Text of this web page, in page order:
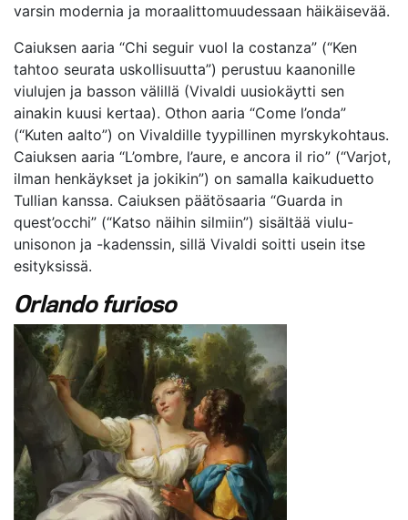
varsin modernia ja moraalittomuudessaan häikäisevää.
Caiuksen aaria “Chi seguir vuol la costanza” (“Ken
tahtoo seurata uskollisuutta”) perustuu kaanonille
viulujen ja basson välillä (Vivaldi uusiokäytti sen
ainakin kuusi kertaa). Othon aaria “Come l’onda”
(“Kuten aalto”) on Vivaldille tyypillinen myrskykohtaus.
Caiuksen aaria “L’ombre, l’aure, e ancora il rio” (“Varjot,
ilman henkäykset ja jokikin”) on samalla kaikuduetto
Tullian kanssa. Caiuksen päätösaaria “Guarda in
quest’occhi” (“Katso näihin silmiin”) sisältää viulu-
unisonon ja -kadenssin, sillä Vivaldi soitti usein itse
esityksissä.
Orlando furioso